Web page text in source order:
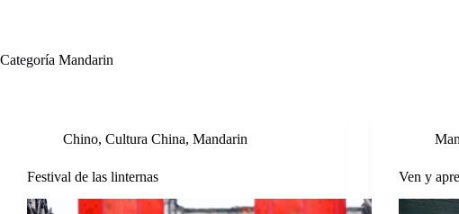
Categoría Mandarin
Chino, Cultura China, Mandarin
Festival de las linternas Ven y